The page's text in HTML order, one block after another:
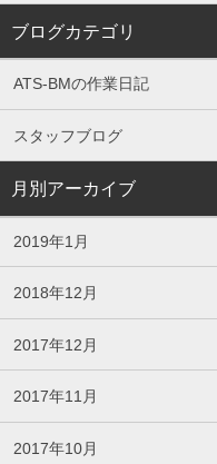
ブログカテゴリ
ATS-BMの作業日記
スタッフブログ
月別アーカイブ
2019年1月
2018年12月
2017年12月
2017年11月
2017年10月